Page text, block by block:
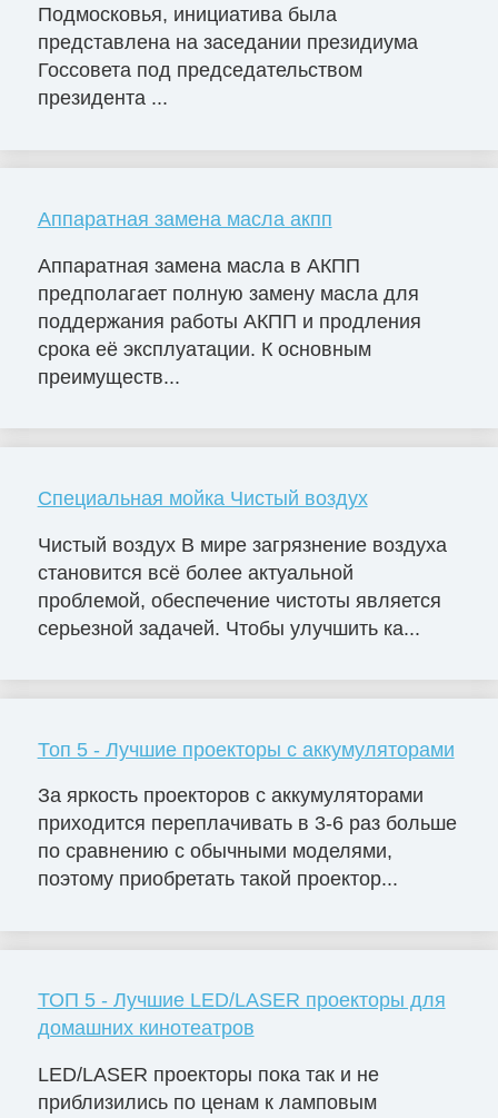
Подмосковья, инициатива была
представлена на заседании президиума
Госсовета под председательством
президента ...
Аппаратная замена масла акпп
Аппаратная замена масла в АКПП
предполагает полную замену масла для
поддержания работы АКПП и продления
срока её эксплуатации. К основным
преимуществ...
Специальная мойка Чистый воздух
Чистый воздух В мире загрязнение воздуха
становится всё более актуальной
проблемой, обеспечение чистоты является
серьезной задачей. Чтобы улучшить ка...
Топ 5 - Лучшие проекторы с аккумуляторами
За яркость проекторов с аккумуляторами
приходится переплачивать в 3-6 раз больше
по сравнению с обычными моделями,
поэтому приобретать такой проектор...
ТОП 5 - Лучшие LED/LASER проекторы для
домашних кинотеатров
LED/LASER проекторы пока так и не
приблизились по ценам к ламповым